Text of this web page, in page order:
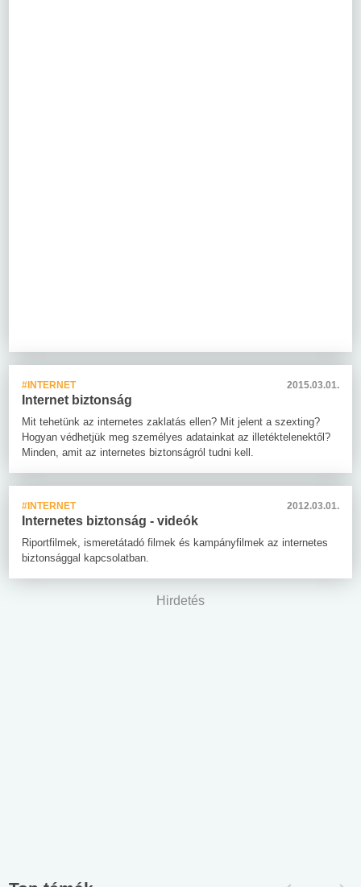
#INTERNET 2015.03.01.
Internet biztonság
Mit tehetünk az internetes zaklatás ellen? Mit jelent a szexting?
Hogyan védhetjük meg személyes adatainkat az illetéktelenektől?
Minden, amit az internetes biztonságról tudni kell.
#INTERNET 2012.03.01.
Internetes biztonság - videók
Riportfilmek, ismeretátadó filmek és kampányfilmek az internetes
biztonsággal kapcsolatban.
Hirdetés